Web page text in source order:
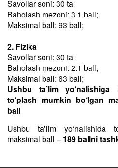
Savollar soni: 30 ta;
Baholash mezoni: 3.1 ball;
Maksimal ball: 93 ball;
2. Fizika
Savollar soni: 30 ta;
Baholash mezoni: 2.1 ball;
Maksimal ball: 63 ball;
Ushbu ta’lim yo‘nalishiga
to‘plash mumkin bo‘lgan
ball
Ushbu taʼlim yo‘nalishida
maksimal ball – 189 ballni